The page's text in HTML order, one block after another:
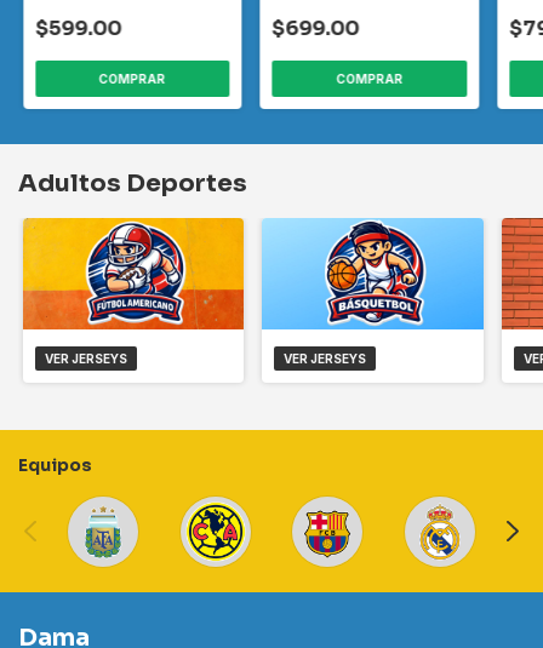
$599.00
COMPRAR
$699.00
COMPRAR
Adultos Deportes
VER JERSEYS VER JERSEYS
Equipos
Dama